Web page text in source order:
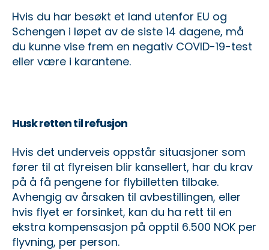
Hvis du har besøkt et land utenfor EU og
Schengen i løpet av de siste 14 dagene, må
du kunne vise frem en negativ COVID-19-test
eller være i karantene.
Husk retten til refusjon
Hvis det underveis oppstår situasjoner som
fører til at flyreisen blir kansellert, har du krav
på å få pengene for flybilletten tilbake.
Avhengig av årsaken til avbestillingen, eller
hvis flyet er forsinket, kan du ha rett til en
ekstra kompensasjon på opptil 6.500 NOK per
flyvning, per person.